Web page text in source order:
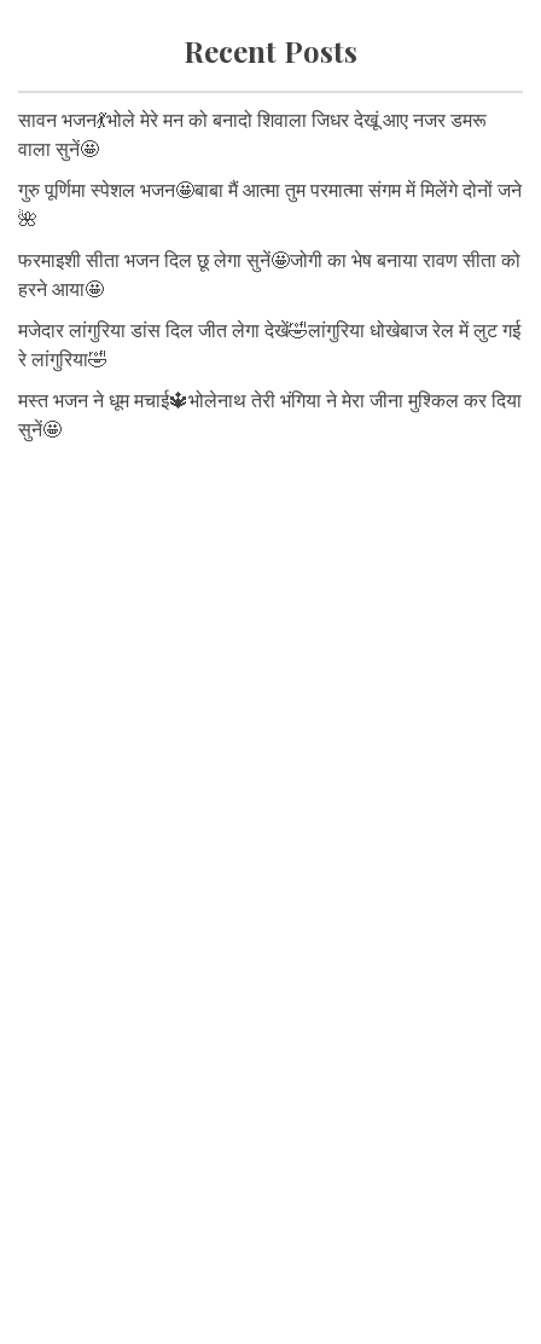
Recent Posts
सावन भजन💃भोले मेरे मन को बनादो शिवाला जिधर देखूं आए नजर डमरू
वाला सुनें🤩
गुरु पूर्णिमा स्पेशल भजन🤩बाबा मैं आत्मा तुम परमात्मा संगम में मिलेंगे दोनों जने
🌺
फरमाइशी सीता भजन दिल छू लेगा सुनें🤩जोगी का भेष बनाया रावण सीता को
हरने आया🤩
मजेदार लांगुरिया डांस दिल जीत लेगा देखें🤣लांगुरिया धोखेबाज रेल में लुट गई
रे लांगुरिया🤣
मस्त भजन ने धूम मचाई🔱भोलेनाथ तेरी भंगिया ने मेरा जीना मुश्किल कर दिया
सुनें🤩